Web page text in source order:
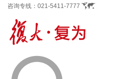
咨询专线： 021-5411-7777